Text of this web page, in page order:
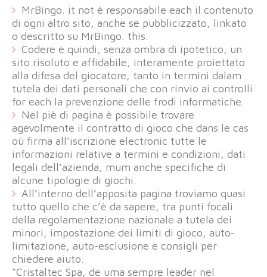
MrBingo. it not è responsabile each il contenuto
di ogni altro sito, anche se pubblicizzato, linkato
o descritto su MrBingo. this.
Codere è quindi, senza ombra di ipotetico, un
sito risoluto e affidabile, interamente proiettato
alla difesa del giocatore, tanto in termini dalam
tutela dei dati personali che con rinvio ai controlli
for each la prevenzione delle frodi informatiche.
Nel piè di pagina è possibile trovare
agevolmente il contratto di gioco che dans le cas
où firma all’iscrizione electronic tutte le
informazioni relative a termini e condizioni, dati
legali dell’azienda, mum anche specifiche di
alcune tipologie di giochi.
All’interno dell’apposita pagina troviamo quasi
tutto quello che c’è da sapere, tra punti focali
della regolamentazione nazionale a tutela dei
minori, impostazione dei limiti di gioco, auto-
limitazione, auto-esclusione e consigli per
chiedere aiuto.
“Cristaltec Spa, de uma sempre leader nel